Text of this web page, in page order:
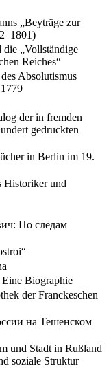
„Beyträge zur
die „Vollständige
Reiches“
Absolutismus
der in fremden
gedruckten
in Berlin im 19.
Historiker und
По следам
Biographie
der Franckeschen
на Тешенском
und Stadt in Rußland
soziale Struktur